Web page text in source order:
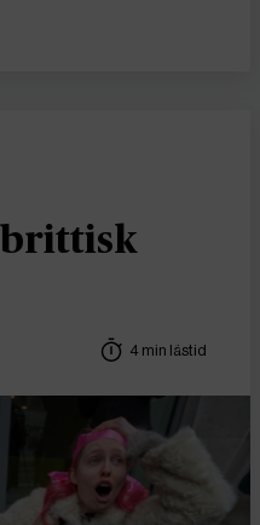
brittisk
4 min lästid